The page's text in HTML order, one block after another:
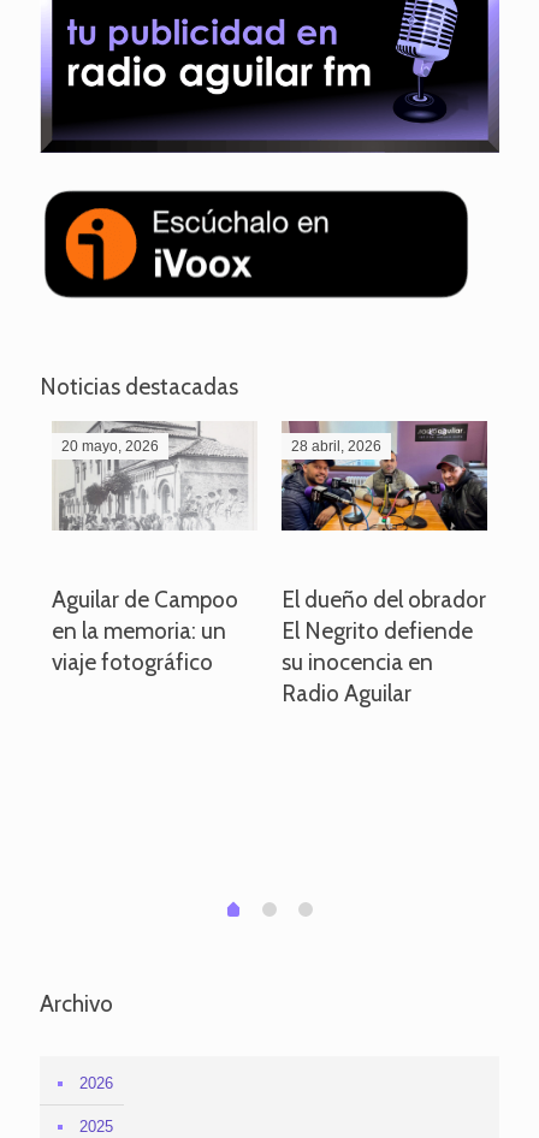
Noticias destacadas
20 mayo, 2026
Aguilar de Campoo
en la memoria: un
viaje fotográfico
28 abril, 2026
El dueño del obrador
El Negrito defiende
su inocencia en
Radio Aguilar
0 1 2
Archivo
2026
2025